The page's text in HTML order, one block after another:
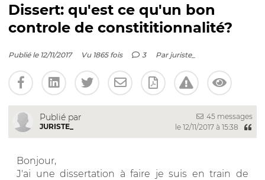
Dissert: qu'est ce qu'un bon
controle de constititionnalité?
Publié le 12/11/2017 Vu 1865 fois 3 Par juriste_
Publié par
JURISTE_
45 messages
le 12/11/2017 à 15:38
Bonjour,
J'ai une dissertation à faire je suis en train de